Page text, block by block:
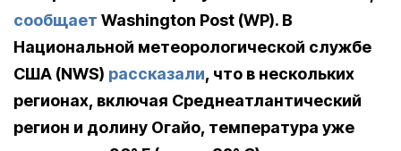
сообщает Washington Post (WP). В
Национальной метеорологической службе
США (NWS) рассказали, что в нескольких
регионах, включая Среднеатлантический
регион и долину Огайо, температура уже